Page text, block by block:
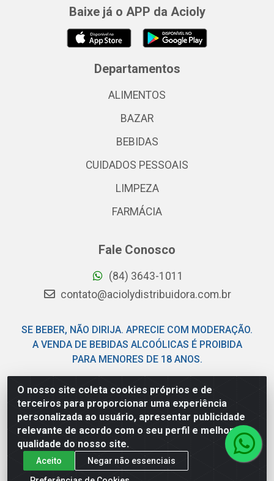
O nosso site coleta cookies próprios e de
terceiros para proporcionar uma experiência
personalizada ao usuário, apresentar publicidade
relevante de acordo com o seu perfil e melhorar a
qualidade do nosso site.
Aceito
Negar não essenciais
Baixe já o APP da Acioly
Departamentos
ALIMENTOS
BAZAR
BEBIDAS
CUIDADOS PESSOAIS
LIMPEZA
FARMÁCIA
Fale Conosco
(84) 3643-1011
contato@aciolydistribuidora.com.br
SE BEBER, NÃO DIRIJA. APRECIE COM MODERAÇÃO.
A VENDA DE BEBIDAS ALCOÓLICAS É PROIBIDA
PARA MENORES DE 18 ANOS.
Acioly Distribuidora - Av Piloto Pereira Tim - Parque de
Exposições - Parnamirim/RN - CEP 59146-480 - CNPJ
06.029.901/0001-92